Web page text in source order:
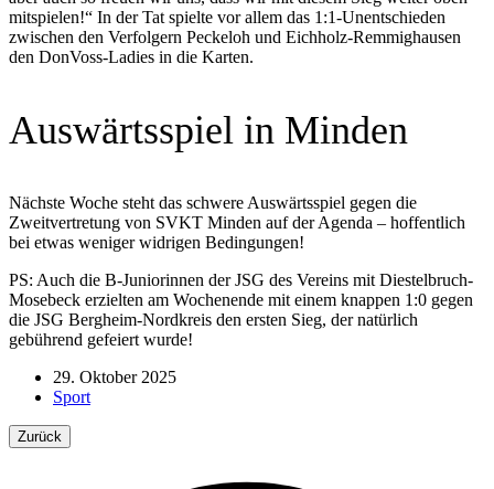
mitspielen!“ In der Tat spielte vor allem das 1:1-Unentschieden
zwischen den Verfolgern Peckeloh und Eichholz-Remmighausen
den DonVoss-Ladies in die Karten.
Auswärtsspiel in Minden
Nächste Woche steht das schwere Auswärtsspiel gegen die
Zweitvertretung von SVKT Minden auf der Agenda – hoffentlich
bei etwas weniger widrigen Bedingungen!
PS: Auch die B-Juniorinnen der JSG des Vereins mit Diestelbruch-
Mosebeck erzielten am Wochenende mit einem knappen 1:0 gegen
die JSG Bergheim-Nordkreis den ersten Sieg, der natürlich
gebührend gefeiert wurde!
29. Oktober 2025
Sport